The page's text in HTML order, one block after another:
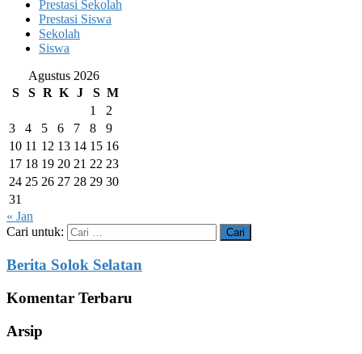
Prestasi Sekolah
Prestasi Siswa
Sekolah
Siswa
Agustus 2026
S
S R K J S M
1
2
3
4 5 6 7 8
9
10 11 12 13 14 15 16
17 18 19 20 21 22 23
24 25 26 27 28 29 30
31
« Jan
Cari untuk:
Berita Solok Selatan
Komentar Terbaru
Arsip